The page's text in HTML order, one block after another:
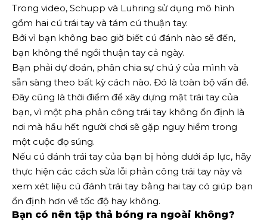
Trong video, Schupp và Luhring sử dụng mô hình
gồm hai cú trái tay và tám cú thuận tay.
Bởi vì bạn không bao giờ biết cú đánh nào sẽ đến,
bạn không thể ngồi thuận tay cả ngày.
Bạn phải dự đoán, phân chia sự chú ý của mình và
sẵn sàng theo bất kỳ cách nào. Đó là toàn bộ vấn đề.
Đây cũng là thời điểm để xây dựng mặt trái tay của
bạn, vì một pha phản công trái tay không ổn định là
nơi mà hầu hết người chơi sẽ gặp nguy hiểm trong
một cuộc đọ súng.
Nếu cú ​​đánh trái tay của bạn bị hỏng dưới áp lực, hãy
thực hiện các cách sửa lỗi phản công trái tay này và
xem xét liệu cú đánh trái tay bằng hai tay có giúp bạn
ổn định hơn về tốc độ hay không.
Bạn có nên tập thả bóng ra ngoài không?